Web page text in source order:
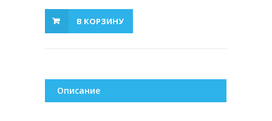
В КОРЗИНУ
Описание